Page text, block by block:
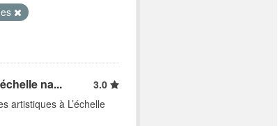
na...
3.0
artistiques à L’échelle